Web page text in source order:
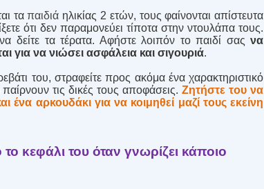
ταπαιδιά ηλικίας 2 ετών, τους φαίνονται απίστευτα
ότι δεν παραμονεύει τίποτα στην ντουλάπα τους.
δείτε τα τέρατα. Αφήστε λοιπόν το παιδί σαςνα
για να νιώσει ασφάλεια και σιγουριά.
του, στραφείτε προς ακόμα ένα χαρακτηριστικό
τις δικές τους αποφάσεις.Ζητήστε του να
ένα αρκουδάκι για να κοιμηθεί μαζί τους εκείνη
κεφάλι του όταν γνωρίζει κάποιο